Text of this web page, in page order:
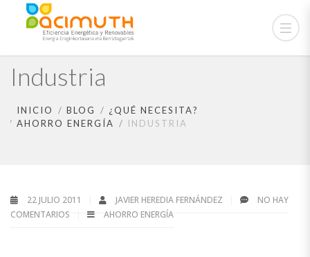
Industria
INICIO BLOG
¿QUÉ NECESITA?
AHORRO ENERGÍA
INDUSTRIA
22 JULIO 2011 JAVIER HEREDIA FERNÁNDEZ
NO HAY
COMENTARIOS
AHORRO ENERGÍA